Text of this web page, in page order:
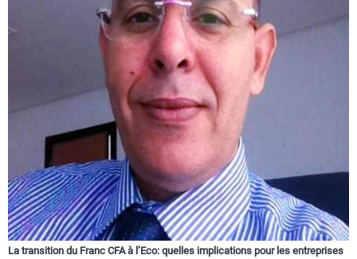
La transition du Franc CFA à l’Eco: quelles implications pour les entreprises